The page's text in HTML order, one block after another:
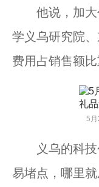
他说，加大创
学义乌研究院
费用占销售额比
5
义乌的科技
易堵点，哪里就